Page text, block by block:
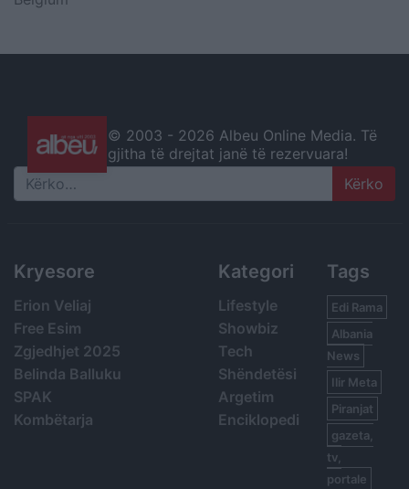
© 2003 - 2026 Albeu Online Media. Të
gjitha të drejtat janë të rezervuara!
Search
Kryesore
Erion Veliaj
Free Esim
Zgjedhjet 2025
Belinda Balluku
SPAK
Kombëtarja
Kategori
Lifestyle
Showbiz
Tech
Shëndetësi
Argetim
Enciklopedi
Tags
Edi Rama
Albania
News
Ilir Meta
Piranjat
gazeta,
tv,
portale